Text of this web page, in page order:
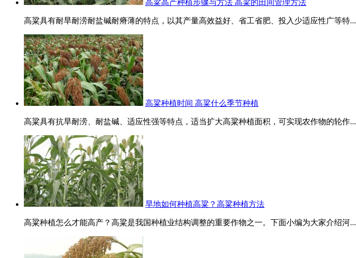
高粱高产种植步骤与方法 高粱的田间管理方法
高粱具有耐旱耐涝耐盐碱耐瘠薄的特点，以其产量高效益好、省工省肥、投入少适应性广等特...
高粱种植时间 高粱什么季节种植
高粱具有抗旱耐涝、耐盐碱、适应性强等特点，适当扩大高粱种植面积，可实现农作物的轮作...
旱地如何种植高粱？高粱种植方法
高粱种植怎么才能高产？高粱是我国种植业结构调整的重要作物之一。下面小编为大家介绍河...